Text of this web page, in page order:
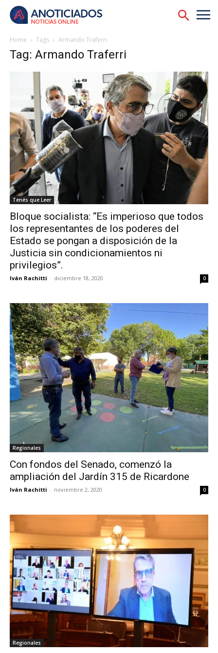
Home Tags Armando Traferri
Tag: Armando Traferri
Tenés que Leer
Bloque socialista: “Es imperioso que todos
los representantes de los poderes del
Estado se pongan a disposición de la
Justicia sin condicionamientos ni
privilegios”.
Iván Rachitti - diciembre 18, 2020 0
Regionales
Con fondos del Senado, comenzó la
ampliación del Jardín 315 de Ricardone
Iván Rachitti - noviembre 2, 2020 0
Regionales